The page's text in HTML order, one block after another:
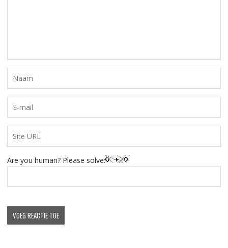
Are you human? Please solve: